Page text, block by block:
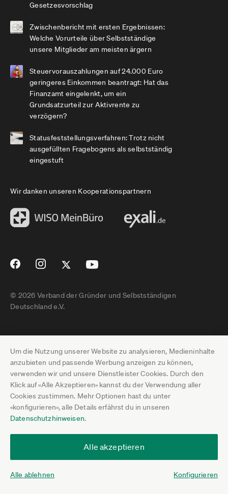
Um die Nutzung unserer Website zu analysieren, Medieninhalte
anzubieten und passende Werbung anzeigen zu können,
verwenden wir und unsere Dienstleister Cookies. Durch den
Klick auf «Alle Akzeptieren» kannst du der Verwendung aller
Cookies zustimmen. Mehr Optionen hast du unter
«konfigurieren», alle Details erfährst du in unseren
Datenschutzhinweisen.
Alle akzeptieren
Alle ablehnen Konfigurieren
Gesetzesvorschlag
Zwischenbericht mit ersten Ergebnissen:
Welche Vorurteile über Selbstständige
unsere Mitglieder am meisten ärgern
Steuervorauszahlungen auf 24.000 Euro
geringeres Einkommen beantragt: Hat das
Finanzamt eingelenkt, um ein
Grundsatzurteil zur Aktivrente zu
verzögern?
Statusfeststellungsverfahren: Trotz nicht
ausgefüllten Fragebogens als selbstständig
eingestuft
Wir danken unseren Kooperationspartnern
© 2026 Verband der Gründer und Selbstständigen
Deutschland e.V.
Impressum
Datenschutz
Pressebereich
Jobs